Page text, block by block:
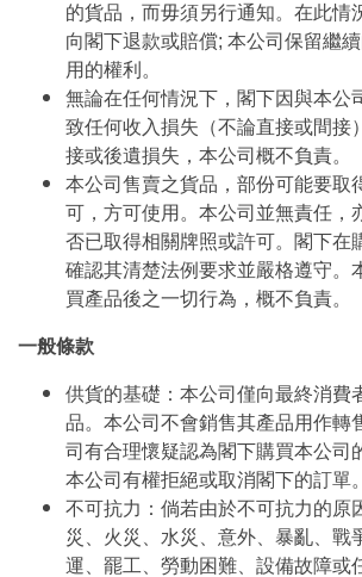
的貨品，而毋須另行通知。在此情
向閣下退款或賠償; 本公司保留繼
用的權利。
無論在任何情況下，閣下因與本公
致任何收入損失（不論直接或間接
接或後遺損失，本公司概不負責。
本公司售賣之貨品，部份可能要取
可，方可使用。本公司並無責任，
否已取得相關牌照或許可。閣下在
確認其清楚法例要求並嚴格遵守。
買產品後之一切行為，概不負責。
一般條款
供貨的基礎：本公司僅向最終消費
品。本公司不會銷售其產品用作轉
司有合理懷疑認為閣下購買本公司
本公司有權拒絕或取消閣下的訂單。
不可抗力：倘若由於不可抗力的原
災、火災、水災、意外、暴亂、戰
運、罷工、勞動困難、設備故障或